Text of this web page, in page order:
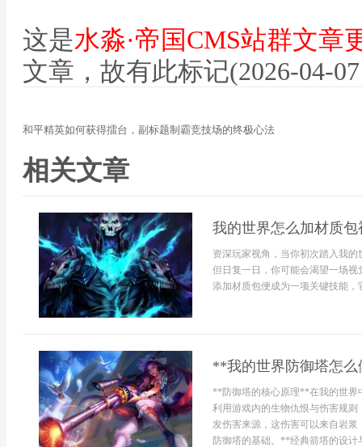
这是水淼·帝国CMS站群文章
文章，故有此标记(2026-04-
和平精英如何获得擂台，副标题制霸竞技场的终极心法
相关文章
我的世界怎么加材质
资深玩家视角，当你初次踏入我
但日复一日，你可能会渴望一场
添加材质包便成为一项关键技能，
**我的世界防御塔怎
**防御塔的核心原理**在我的世界
利用游戏内的生物仇恨与伤害规
发伤害来源，这伤害可以来自岩
防御塔的基础。**经典箭塔的设